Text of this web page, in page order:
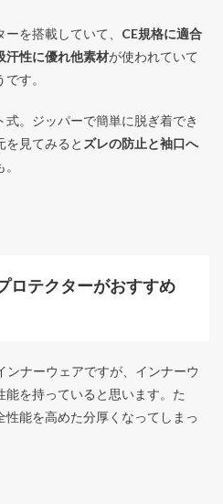
を搭載していて、 CE規格に適合
汗性に優れ他素材が使われていて
す。
。ジッパーで簡単に脱ぎ着でき
を見てみると ズレの防止と袖口へ
。
ロテクターがおすすめ
ナーウェアですが、インナーウ
能を持っていると思います。た
能を高めた分厚くなってしまっ